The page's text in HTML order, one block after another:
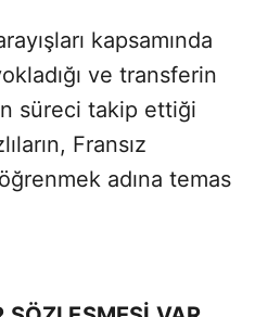
kapsamında
ve transferin
süreci takip ettiği
Fransız
adına temas